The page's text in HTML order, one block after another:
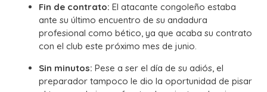
Fin de contrato: El atacante congoleño estaba
ante su último encuentro de su andadura
profesional como bético, ya que acaba su contrato
con el club este próximo mes de junio.
Sin minutos: Pese a ser el día de su adiós, el
preparador tampoco le dio la oportunidad de pisar